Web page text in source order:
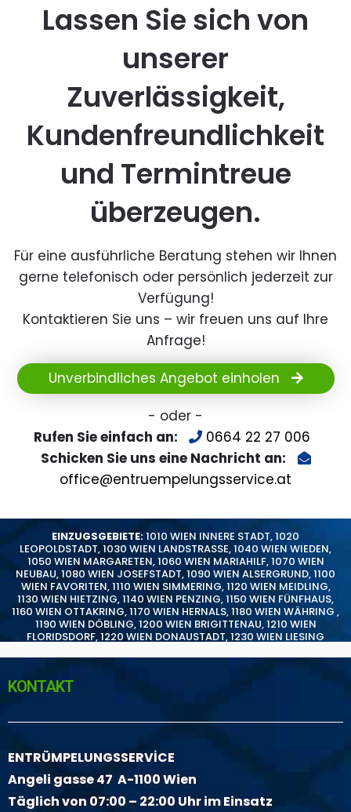
Lassen Sie sich von
unserer
Zuverlässigkeit,
Kundenfreundlichkeit
und Termintreue
überzeugen.
Für eine ausführliche Beratung stehen wir Ihnen
gerne telefonisch oder persönlich jederzeit zur
Verfügung!
Kontaktieren Sie uns – wir freuen uns auf Ihre
Anfrage!
Unverbindliches Angebot einholen
- oder -
Rufen Sie einfach an:
0664 22 27 006
Schicken Sie uns eine Nachricht an:
office@entruempelungsservice.at
EINZUGSGEBIETE:1010 WIEN INNERE STADT,1020
LEOPOLDSTADT,1030 WIEN LANDSTRASSE,1040 WIEN WIEDEN,
1050 WIEN MARGARETEN,1060 WIEN MARIAHILF,1070 WIEN
NEUBAU,1080 WIEN JOSEFSTADT,1090 WIEN ALSERGRUND,1100
WIEN FAVORITEN,1110 WIEN SIMMERING,1120 WIEN MEIDLING,
1130 WIEN HIETZING,1140 WIEN PENZING,1150 WIEN FÜNFHAUS,
1160 WIEN OTTAKRING,1170 WIEN HERNALS,1180 WIEN WÄHRING ,
1190 WIEN DÖBLING,1200 WIEN BRIGITTENAU,1210 WIEN
FLORIDSDORF,1220 WIEN DONAUSTADT,1230 WIEN LIESING
KONTAKT
ENTRÜMPELUNGSSERVİCE
Angeli gasse 47 A-1100 Wien
Täglich von 07:00 – 22:00 Uhr im Einsatz